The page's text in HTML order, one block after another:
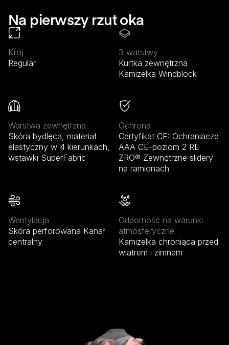
Na pierwszy rzut oka
Krój
Regular
3 warstwy
Kurtka zewnętrzna
Kamizelka Windblock
Warstwa zewnętrzna
Skóra bydlęca, materiał
elastyczny w 4 kierunkach,
wstawki SuperFabric
Ochrona
Certyfikat CE: Ochraniacze
AAA CE-poziom 2 RE
ZRO® Zewnętrzne slidery
na ramionach
Wentylacja
Skóra perforowana Kanał
centralny
Odporność na warunki
atmosferyczne
Kamizelka chroniąca przed
wiatrem i zimnem